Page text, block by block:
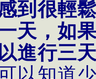
到很輕
天，如
進行三
以知道